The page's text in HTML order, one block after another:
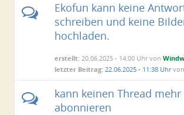
Ekofun kann keine
schreiben und keine
hochladen.
erstellt: 20.06.2025 - 14:00 Uhr von
letzter Beitrag: 22.06.2025 - 11:38 Uhr
kann keinen Thread mehr
abonnieren